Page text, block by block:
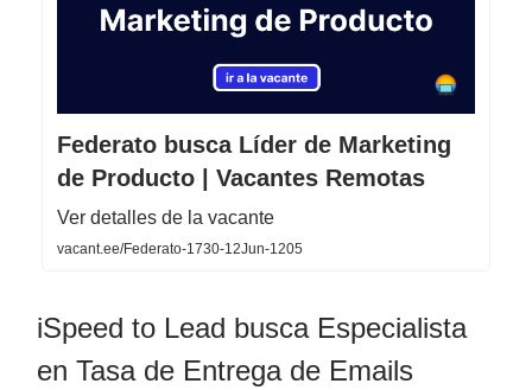
Federato busca Líder de Marketing
de Producto | Vacantes Remotas
Ver detalles de la vacante
vacant.ee/Federato-1730-12Jun-1205
iSpeed to Lead busca Especialista
en Tasa de Entrega de Emails